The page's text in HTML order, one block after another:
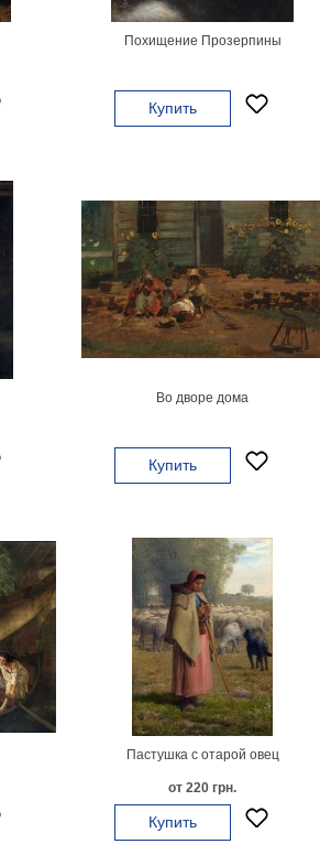
Похищение Прозерпины
Купить
Во дворе дома
Купить
Пастушка с отарой овец
от 220 грн.
Купить